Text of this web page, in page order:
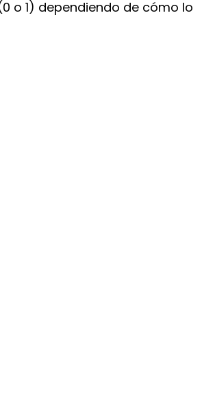
o 1) dependiendo de cómo lo